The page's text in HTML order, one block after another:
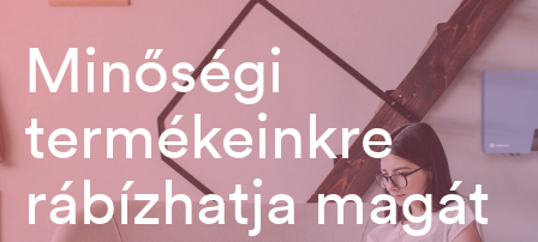
Minőségi
termékeinkre
rábízhatja magát